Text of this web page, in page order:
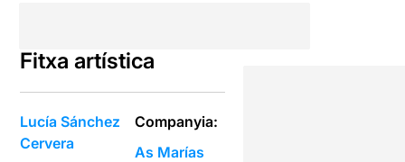
Fitxa artística
Lucía Sánchez
Cervera
Companyia:
As Marías